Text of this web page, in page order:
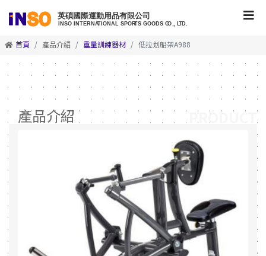
首頁 產品介紹 重量訓練器材 低拉划船架A988
產品介紹 PRODUCT